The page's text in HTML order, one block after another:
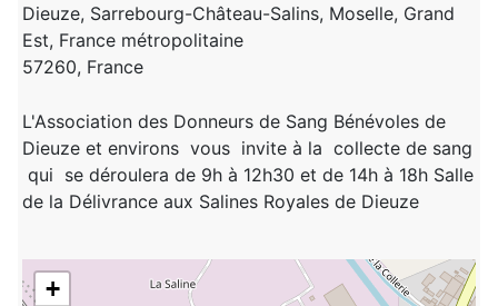
Dieuze, Sarrebourg-Château-Salins, Moselle, Grand
Est, France métropolitaine
57260, France
L'Association des Donneurs de Sang Bénévoles de
Dieuze et environs vous invite à la collecte de sang
qui se déroulera de 9h à 12h30 et de 14h à 18h Salle
de la Délivrance aux Salines Royales de Dieuze
+